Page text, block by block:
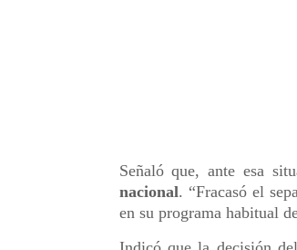
Señaló que, ante esa
nacional. “Fracasó el
en su programa habitual